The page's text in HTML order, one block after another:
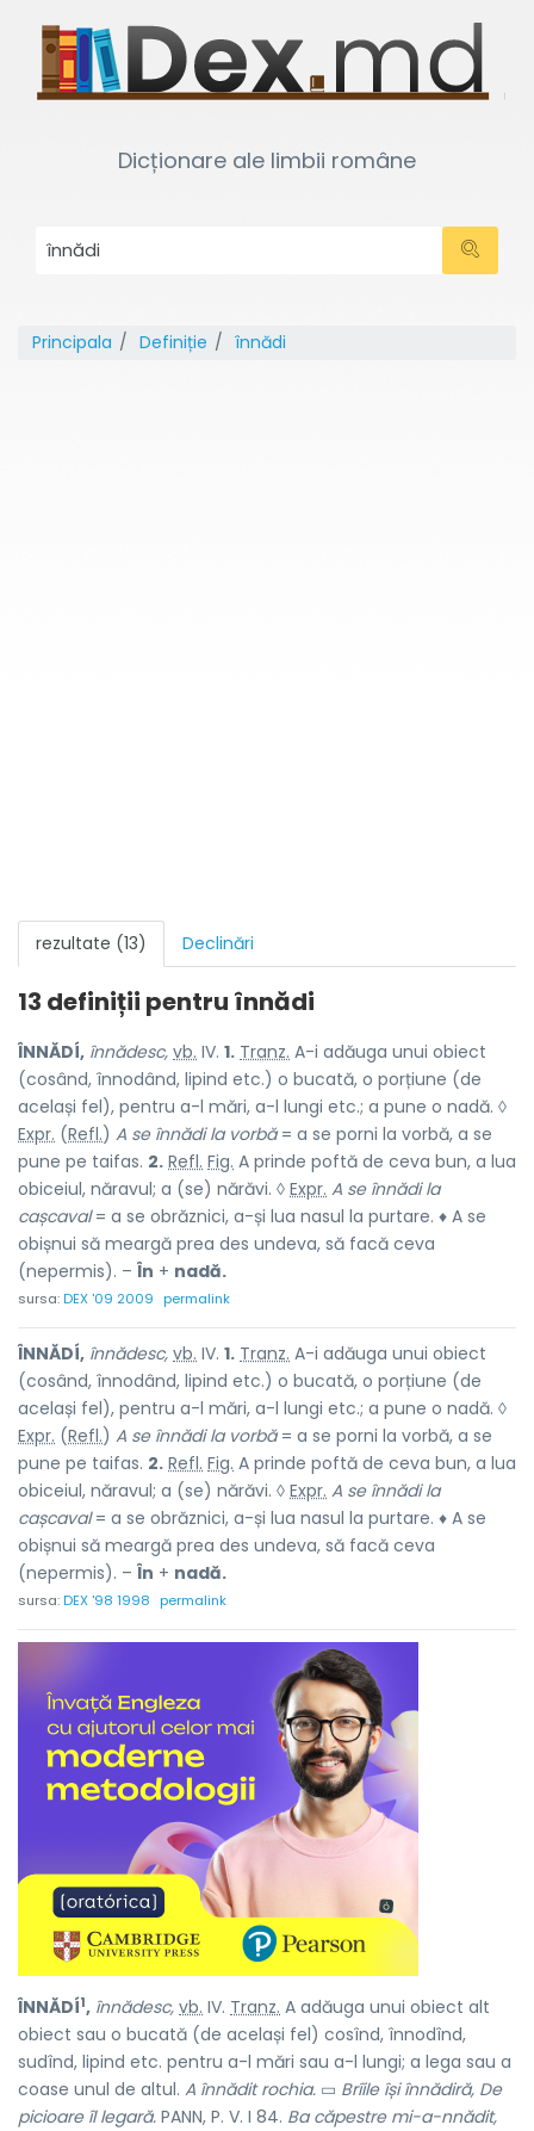
Dicționare ale limbii române
Principala Definiție înnădi
rezultate (13) Declinări
13 definiții pentru înnădi
ÎNNĂDÍ, înnădesc, vb. IV. 1. Tranz. A-i adăuga unui obiect
(cosând, înnodând, lipind etc.) o bucată, o porțiune (de
același fel), pentru a-l mări, a-l lungi etc.; a pune o nadă. ◊
Expr. (Refl.) A se înnădi la vorbă= a se porni la vorbă, a se
pune pe taifas. 2. Refl. Fig. A prinde poftă de ceva bun, a lua
obiceiul, năravul; a (se) nărăvi. ◊ Expr. A se înnădi la
cașcaval= a se obrăznici, a-și lua nasul la purtare. ♦ A se
obișnui să meargă prea des undeva, să facă ceva
(nepermis). – În + nadă.
sursa:DEX '09 2009 permalink
ÎNNĂDÍ, înnădesc, vb. IV. 1. Tranz. A-i adăuga unui obiect
(cosând, înnodând, lipind etc.) o bucată, o porțiune (de
același fel), pentru a-l mări, a-l lungi etc.; a pune o nadă. ◊
Expr. (Refl.) A se înnădi la vorbă= a se porni la vorbă, a se
pune pe taifas. 2. Refl. Fig. A prinde poftă de ceva bun, a lua
obiceiul, năravul; a (se) nărăvi. ◊ Expr. A se înnădi la
cașcaval= a se obrăznici, a-și lua nasul la purtare. ♦ A se
obișnui să meargă prea des undeva, să facă ceva
(nepermis). – În + nadă.
sursa:DEX '98 1998 permalink
ÎNNĂDÍ1, înnădesc, vb. IV. Tranz. A adăuga unui obiect alt
obiect sau o bucată (de același fel) cosînd, înnodînd,
sudînd, lipind etc. pentru a-l mări sau a-l lungi; a lega sau a
coase unul de altul. A înnădit rochia. ▭ Brîile își înnădiră, De
picioare îl legară. PANN, P. V. I 84. Ba căpestre mi-a-nnădit,